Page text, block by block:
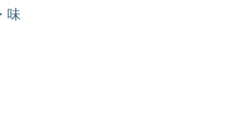
味